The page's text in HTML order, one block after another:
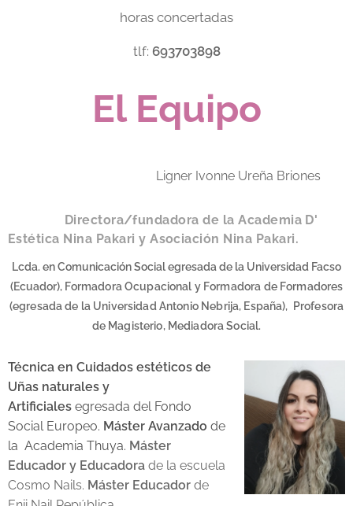
horas concertadas
tlf: 693703898
El Equipo
Ligner Ivonne Ureña Briones
Directora/fundadora de la Academia D'
Estética Nina Pakari y Asociación Nina Pakari.
Lcda. en Comunicación Social egresada de la Universidad Facso
(Ecuador), Formadora Ocupacional y Formadora de Formadores
(egresada de la Universidad Antonio Nebrija, España), Profesora
de Magisterio, Mediadora Social.
Técnica en Cuidados estéticos de
Uñas naturales y
Artificiales egresada del Fondo
Social Europeo. Máster Avanzado de
la Academia Thuya. Máster
Educador y Educadora de la escuela
Cosmo Nails. Máster Educador de